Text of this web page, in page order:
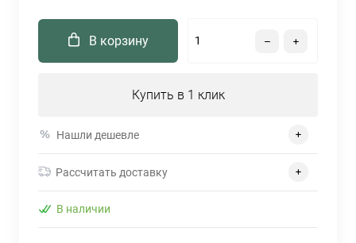
В корзину
Купить в 1 клик
Нашли дешевле
Рассчитать доставку
В наличии